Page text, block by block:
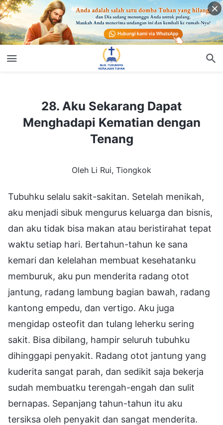
28. Aku Sekarang Dapat
Menghadapi Kematian dengan
Tenang
Oleh Li Rui, Tiongkok
Tubuhku selalu sakit-sakitan. Setelah menikah,
aku menjadi sibuk mengurus keluarga dan bisnis,
dan aku tidak bisa makan atau beristirahat tepat
waktu setiap hari. Bertahun-tahun ke sana
kemari dan kelelahan membuat kesehatanku
memburuk, aku pun menderita radang otot
jantung, radang lambung bagian bawah, radang
kantong empedu, dan vertigo. Aku juga
mengidap osteofit dan tulang leherku sering
sakit. Bisa dibilang, hampir seluruh tubuhku
dihinggapi penyakit. Radang otot jantung yang
kuderita sangat parah, dan sedikit saja bekerja
sudah membuatku terengah-engah dan sulit
bernapas. Sepanjang tahun-tahun itu aku
tersiksa oleh penyakit dan sangat menderita.